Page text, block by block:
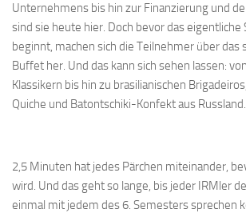
Unternehmens bis hin zur Finanzierung und
sind sie heute hier. Doch bevor das eigentliche
beginnt, machen sich die Teilnehmer über das
Buffet her. Und das kann sich sehen lassen:
Klassikern bis hin zu brasilianischen
Quiche und Batontschiki-Konfekt aus Russland.
2,5 Minuten hat jedes Pärchen miteinander,
wird. Und das geht so lange, bis jeder IRMler
einmal mit jedem des 6. Semesters sprechen